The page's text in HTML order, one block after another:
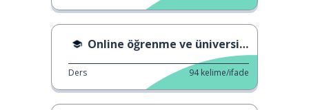
Online öğrenme ve üniversite
Ders 94 kelime/ifade